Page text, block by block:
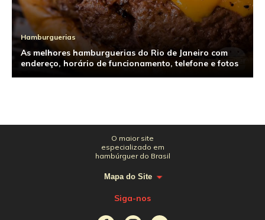
Hamburguerias
As melhores hamburguerias do Rio de Janeiro com
endereço, horário de funcionamento, telefone e fotos
O maior site
especializado em
hambúrguer do Brasil
Mapa do Site
Siga-nos